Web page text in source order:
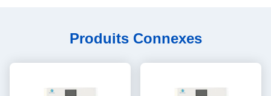
Produits Connexes